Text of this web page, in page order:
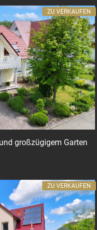
großzügigem Garten
ZU VERKAUFEN
ZU VERKAUFEN